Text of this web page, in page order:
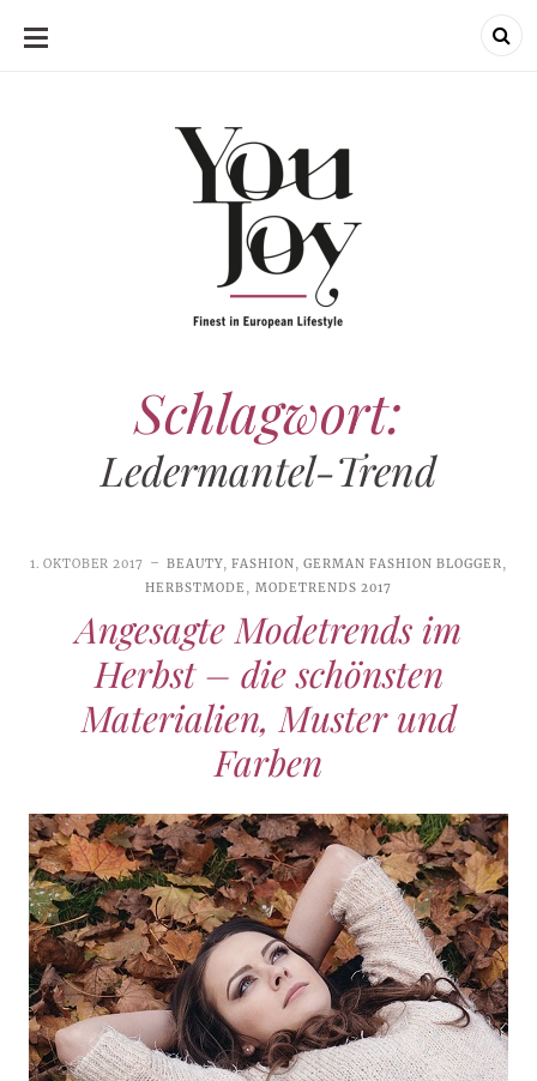
SKIP
Schlagwort:
Ledermantel-Trend
1. OKTOBER 2017 BEAUTY, FASHION,GERMAN FASHION BLOGGER,
HERBSTMODE, MODETRENDS 2017
Angesagte Modetrends im
Herbst – die schönsten
Materialien, Muster und
Farben